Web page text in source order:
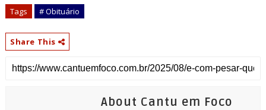
Tags # Obituário
Share This
About Cantu em Foco